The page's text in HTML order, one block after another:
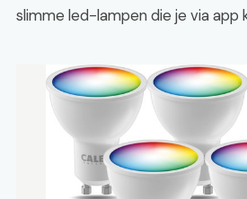
slimme led-lampen die je via app